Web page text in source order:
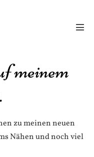
meinem
zu meinen neuen
Nähen und noch viel